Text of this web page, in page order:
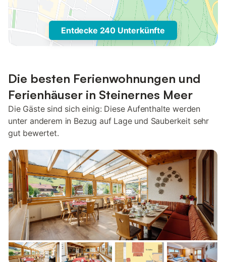
Entdecke 240 Unterkünfte
Die besten Ferienwohnungen und
Ferienhäuser in Steinernes Meer
Die Gäste sind sich einig: Diese Aufenthalte werden
unter anderem in Bezug auf Lage und Sauberkeit sehr
gut bewertet.